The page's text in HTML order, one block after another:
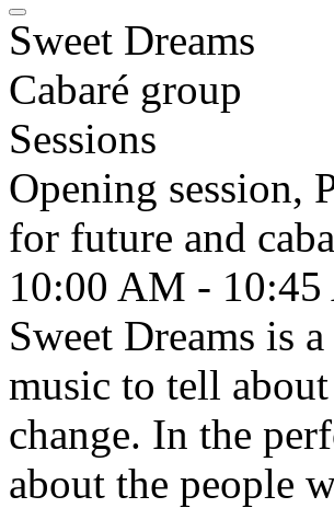
Sweet Dreams
Cabaré group
Sessions
Opening session,
for future and
10:00 AM -
Sweet Dreams is
music to tell
change. In the
about the people